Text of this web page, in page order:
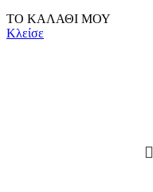
ΤΟ ΚΑΛΑΘΙ ΜΟΥ
Κλείσε